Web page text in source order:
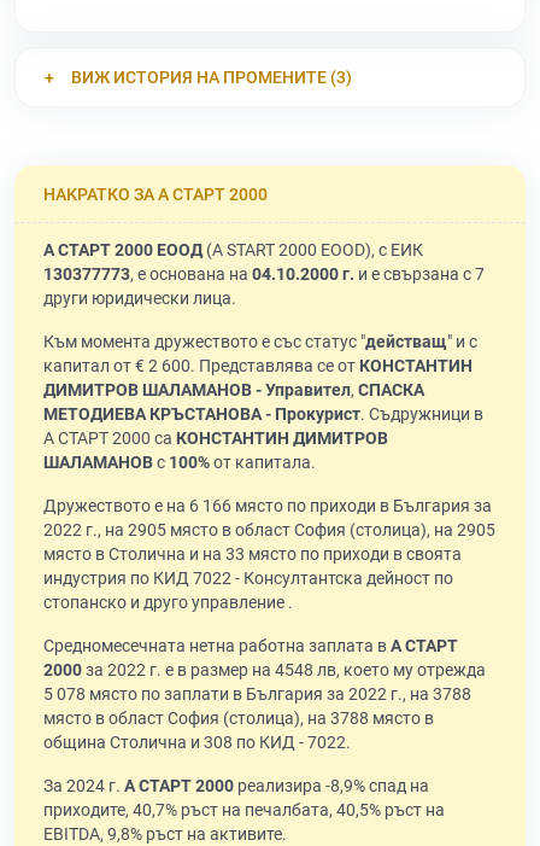
ВИЖ ИСТОРИЯ НА ПРОМЕНИТЕ (3)
НАКРАТКО ЗА А СТАРТ 2000
А СТАРТ 2000 ЕООД(A START 2000 EOOD), с ЕИК
130377773, е основана на 04.10.2000 г. и е свързана с 7
други юридически лица.
Към момента дружеството е със статус "действащ" и с
капитал от € 2 600. Представлява се от КОНСТАНТИН
ДИМИТРОВ ШАЛАМАНОВ - Управител, СПАСКА
МЕТОДИЕВА КРЪСТАНОВА - Прокурист. Съдружници в
А СТАРТ 2000 са КОНСТАНТИН ДИМИТРОВ
ШАЛАМАНОВс 100%от капитала.
Дружеството е на 6 166 място по приходи в България за
2022 г., на 2905 място в област София (столица), на 2905
място в Столична и на 33 място по приходи в своята
индустрия по КИД 7022 - Консултантска дейност по
стопанско и друго управление .
Средномесечната нетна работна заплата вА СТАРТ
2000за 2022 г. е в размер на 4548 лв, което му отрежда
5 078 място по заплати в България за 2022 г., на 3788
място в област София (столица), на 3788 място в
община Столична и 308 по КИД - 7022.
За 2024 г. А СТАРТ 2000 реализира -8,9% спад на
приходите, 40,7% ръст на печалбата, 40,5% ръст на
EBITDA, 9,8% ръст на активите.